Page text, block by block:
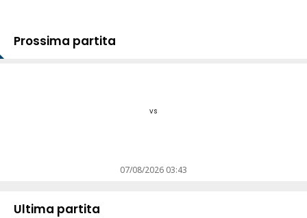
Prossima partita
vs
07/08/2026 03:43
Ultima partita